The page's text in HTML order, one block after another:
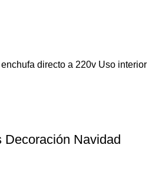
enchufa directo a 220v Uso interior
Navidad